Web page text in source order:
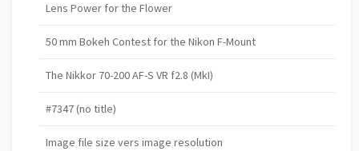
Lens Power for the Flower
50 mm Bokeh Contest for the Nikon F-Mount
The Nikkor 70-200 AF-S VR f2.8 (MkI)
#7347 (no title)
Image file size vers image resolution